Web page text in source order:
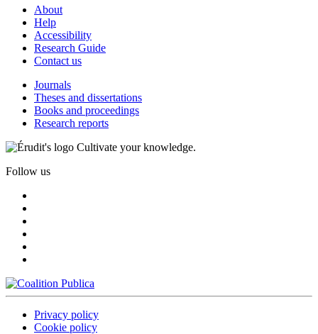
About
Help
Accessibility
Research Guide
Contact us
Journals
Theses and dissertations
Books and proceedings
Research reports
Cultivate your knowledge.
Follow us
Privacy policy
Cookie policy